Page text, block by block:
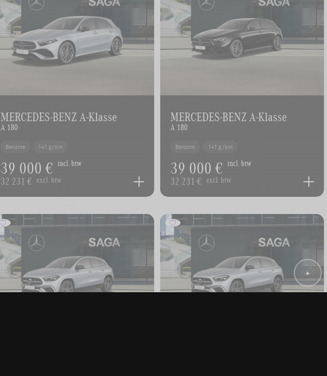
MERCEDES-BENZ A-Klasse
A 180
Benzine 141 g/km
39 000 € incl. btw
32 231 € excl. btw
MERCEDES-BENZ A-Klasse
A 180
Benzine 141 g/km
39 000 € incl. btw
32 231 € excl. btw